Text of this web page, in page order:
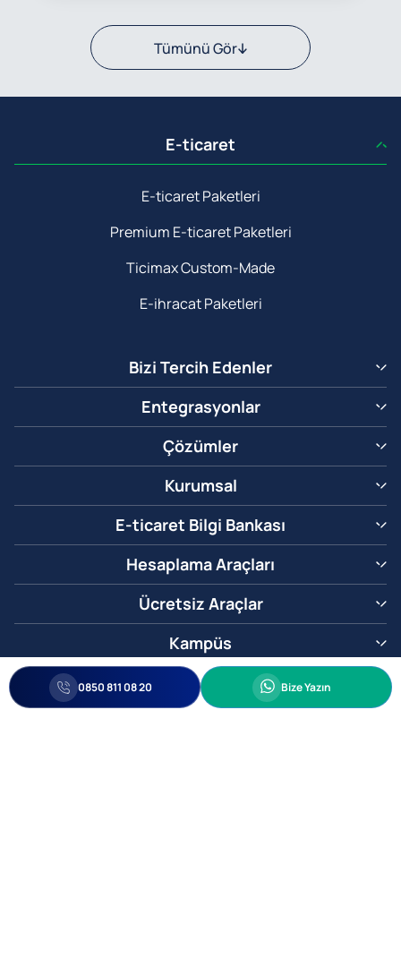
Tümünü Gör
E-ticaret
E-ticaret Paketleri
Premium E-ticaret Paketleri
Ticimax Custom-Made
E-ihracat Paketleri
Bizi Tercih Edenler
Entegrasyonlar
Çözümler
Kurumsal
E-ticaret Bilgi Bankası
Hesaplama Araçları
Ücretsiz Araçlar
Kampüs
0850 811 08 20 Whatsapp
Bize Yazın
0850 811 08 20